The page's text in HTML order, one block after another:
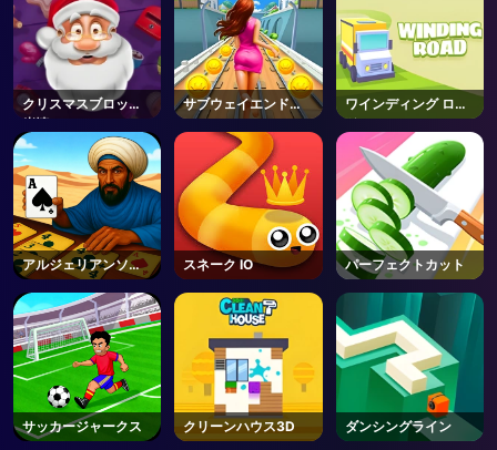
クリスマスブロック
崩壊
サブウェイエンドレ
スラン
ワインディング ロー
ド
アルジェリアンソリ
ティア
スネーク IO パーフェクトカット
サッカージャークス クリーンハウス3D ダンシングライン